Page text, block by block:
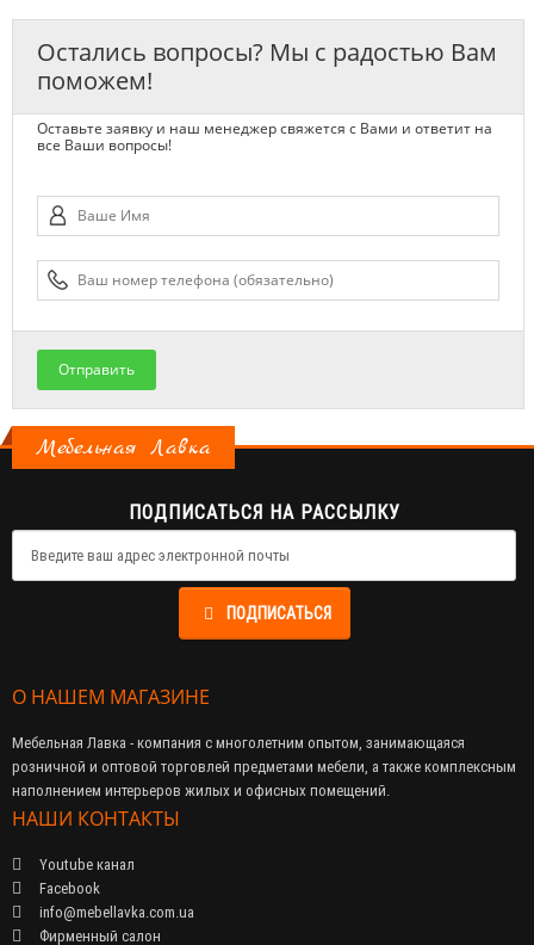
Остались вопросы? Мы с радостью Вам
поможем!
Оставьте заявку и наш менеджер свяжется с Вами и ответит на
все Ваши вопросы!
Отправить
Мебельная Лавка
ПОДПИСАТЬСЯ НА РАССЫЛКУ
ПОДПИСАТЬСЯ
О НАШЕМ МАГАЗИНЕ
Мебельная Лавка - компания с многолетним опытом, занимающаяся
розничной и оптовой торговлей предметами мебели, а также комплексным
наполнением интерьеров жилых и офисных помещений.
НАШИ КОНТАКТЫ
Youtube канал
Facebook
info@mebellavka.com.ua
Фирменный салон